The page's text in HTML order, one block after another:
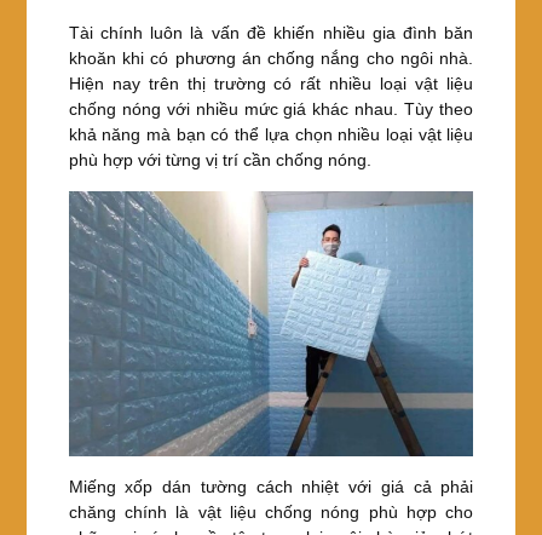
Tài chính luôn là vấn đề khiến nhiều gia đình băn
khoăn khi có phương án chống nắng cho ngôi nhà.
Hiện nay trên thị trường có rất nhiều loại vật liệu
chống nóng với nhiều mức giá khác nhau. Tùy theo
khả năng mà bạn có thể lựa chọn nhiều loại vật liệu
phù hợp với từng vị trí cần chống nóng.
Miếng xốp dán tường cách nhiệt với giá cả phải
chăng chính là vật liệu chống nóng phù hợp cho